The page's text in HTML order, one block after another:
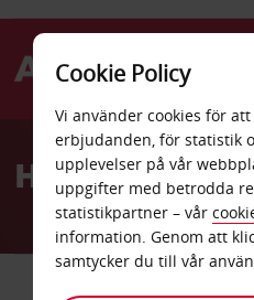
AvisHyrbil Bilbao
BIL
Cookie Policy
Vi använder cookies för
erbjudanden, för statistik
upplevelser på vår
uppgifter med betrodda
statistikpartner – vår
information. Genom att
samtycker du till vår